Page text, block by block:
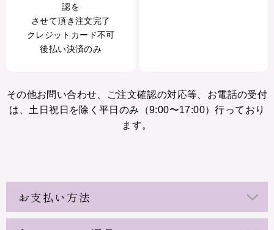
認を
させて頂き注文完了
クレジットカード不可
後払い決済のみ
その他お問い合わせ、ご注文確認の対応等、お電話の受付
は、土日祝日を除く平日のみ（9:00〜17:00）行っており
ます。
お支払い方法